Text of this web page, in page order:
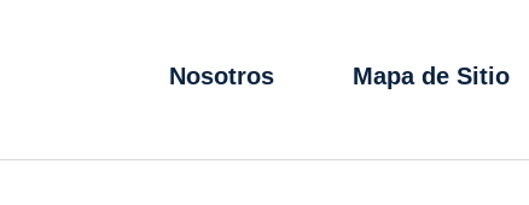
Nosotros Mapa de Sitio